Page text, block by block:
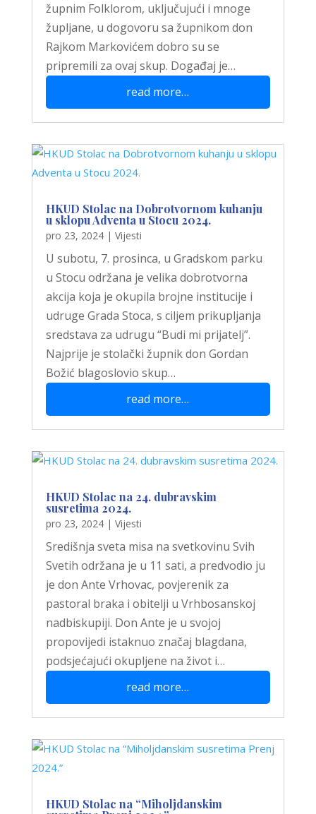
župnim Folklorom, uključujući i mnoge
župljane, u dogovoru sa župnikom don
Rajkom Markovićem dobro su se
pripremili za ovaj skup. Događaj je…
read more…
HKUD Stolac na Dobrotvornom kuhanju
u sklopu Adventa u Stocu 2024.
pro 23, 2024| Vijesti
U subotu, 7. prosinca, u Gradskom parku
u Stocu održana je velika dobrotvorna
akcija koja je okupila brojne institucije i
udruge Grada Stoca, s ciljem prikupljanja
sredstava za udrugu “Budi mi prijatelj”.
Najprije je stolački župnik don Gordan
Božić blagoslovio skup…
read more…
HKUD Stolac na 24. dubravskim
susretima 2024.
pro 23, 2024| Vijesti
Središnja sveta misa na svetkovinu Svih
Svetih održana je u 11 sati, a predvodio ju
je don Ante Vrhovac, povjerenik za
pastoral braka i obitelji u Vrhbosanskoj
nadbiskupiji. Don Ante je u svojoj
propovijedi istaknuo značaj blagdana,
podsjećajući okupljene na život i…
read more…
HKUD Stolac na “Miholjdanskim